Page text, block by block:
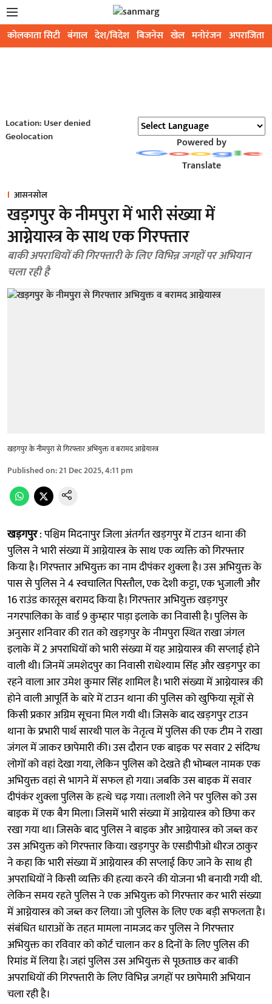
कोलकाता सिटी बंगाल देश/विदेश बिजनेस खेल मनोरंजन अपराजिता
Location: User denied
Geolocation
Powered by
Translate
आसनसोल
खड़गपुर के नीमपुरा में भारी संख्या में
आग्नेयास्त्र के साथ एक गिरफ्तार
बाकी अपराधियों की गिरफ्तारी के लिए विभिन्न जगहों पर अभियान
चला रही है
खड़गपुर के नीमपुरा से गिरफ्तार अभियुक्त व बरामद आग्नेयास्त्र
Published on:21 Dec 2025, 4:11 pm
खड़गपुर: पश्चिम मिदनापुर जिला अंतर्गत खड़गपुर में टाउन थाना की
पुलिस ने भारी संख्या में आग्नेयास्त्र के साथ एक व्यक्ति को गिरफ्तार
किया है। गिरफ्तार अभियुक्त का नाम दीपंकर शुक्ला है। उस अभियुक्त के
पास से पुलिस ने 4 स्वचालित पिस्तौल, एक देशी कट्टा, एक भुजाली और
16 राउंड कारतूस बरामद किया है। गिरफ्तार अभियुक्त खड़गपुर
नगरपालिका के वार्ड 9 कुम्हार पाड़ा इलाके का निवासी है। पुलिस के
अनुसार शनिवार की रात को खड़गपुर के नीमपुरा स्थित राखा जंगल
इलाके में 2 अपराधियों को भारी संख्या में यह आग्नेयास्त्र की सप्लाई होने
वाली थी। जिनमें जमशेदपुर का निवासी राधेश्याम सिंह और खड़गपुर का
रहने वाला आर उमेश कुमार सिंह शामिल है। भारी संख्या में आग्नेयास्त्र की
होने वाली आपूर्ति के बारे में टाउन थाना की पुलिस को खुफिया सूत्रों से
किसी प्रकार अग्रिम सूचना मिल गयी थी। जिसके बाद खड़गपुर टाउन
थाना के प्रभारी पार्थ सारथी पाल के नेतृत्व में पुलिस की एक टीम ने राखा
जंगल में जाकर छापेमारी की। उस दौरान एक बाइक पर सवार 2 संदिग्ध
लोगों को वहां देखा गया, लेकिन पुलिस को देखते ही भोम्बल नामक एक
अभियुक्त वहां से भागने में सफल हो गया। जबकि उस बाइक में सवार
दीपंकंर शुक्ला पुलिस के हत्थे चढ़ गया। तलाशी लेने पर पुलिस को उस
बाइक में एक बैग मिला। जिसमें भारी संख्या में आग्नेयास्त्र को छिपा कर
रखा गया था। जिसके बाद पुलिस ने बाइक और आग्नेयास्त्र को जब्त कर
उस अभियुक्त को गिरफ्तार किया। खड़गपुर के एसडीपीओ धीरज ठाकुर
ने कहा कि भारी संख्या में आग्नेयास्त्र की सप्लाई किए जाने के साथ ही
अपराधियों ने किसी व्यक्ति की हत्या करने की योजना भी बनायी गयी थी.
लेकिन समय रहते पुलिस ने एक अभियुक्त को गिरफ्तार कर भारी संख्या
में आग्नेयास्त्र को जब्त कर लिया। जो पुलिस के लिए एक बड़ी सफलता है।
संबंधित धाराओं के तहत मामला नामजद कर पुलिस ने गिरफ्तार
अभियुक्त का रविवार को कोर्ट चालान कर 8 दिनों के लिए पुलिस की
रिमांड में लिया है। जहां पुलिस उस अभियुक्त से पूछताछ कर बाकी
अपराधियों की गिरफ्तारी के लिए विभिन्न जगहों पर छापेमारी अभियान
चला रही है।